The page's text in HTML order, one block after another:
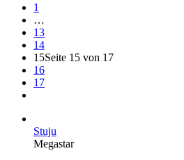
1
…
13
14
15Seite 15 von 17
16
17
Stuju
Megastar